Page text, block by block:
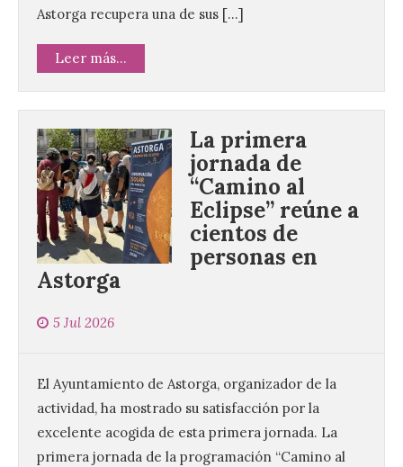
Astorga recupera una de sus […]
Leer más...
La primera
jornada de
“Camino al
Eclipse” reúne a
cientos de
personas en
Astorga
5 Jul 2026
El Ayuntamiento de Astorga, organizador de la
actividad, ha mostrado su satisfacción por la
excelente acogida de esta primera jornada. La
primera jornada de la programación “Camino al